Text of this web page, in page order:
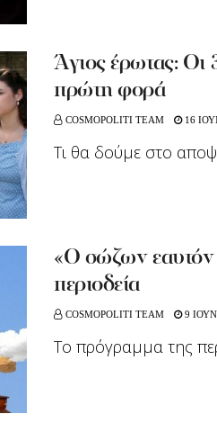
Άγιος έρωτας: Οι
πρώτη φορά
COSMOPOLITI TEAM 16
Τι θα δούμε στο
«Ο σώζων εαυτόν
περιοδεία
COSMOPOLITI TEAM 9
Το πρόγραμμα της